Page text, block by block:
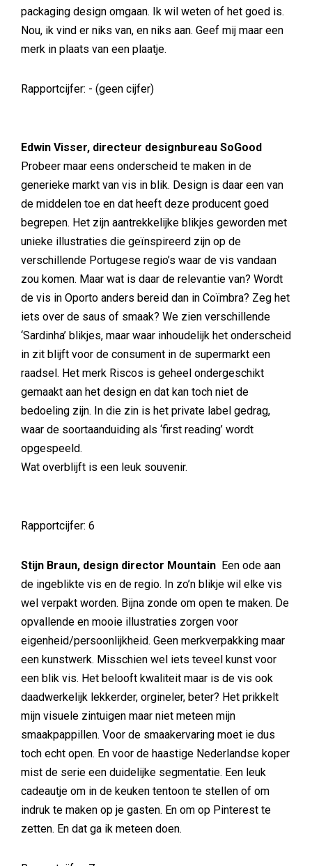
packaging design omgaan. Ik wil weten of het goed is.
Nou, ik vind er niks van, en niks aan. Geef mij maar een
merk in plaats van een plaatje.
Rapportcijfer: - (geen cijfer)
Edwin Visser, directeur designbureau SoGood
Probeer maar eens onderscheid te maken in de
generieke markt van vis in blik. Design is daar een van
de middelen toe en dat heeft deze producent goed
begrepen. Het zijn aantrekkelijke blikjes geworden met
unieke illustraties die geïnspireerd zijn op de
verschillende Portugese regio’s waar de vis vandaan
zou komen. Maar wat is daar de relevantie van? Wordt
de vis in Oporto anders bereid dan in Coïmbra? Zeg het
iets over de saus of smaak? We zien verschillende
‘Sardinha’ blikjes, maar waar inhoudelijk het onderscheid
in zit blijft voor de consument in de supermarkt een
raadsel. Het merk Riscos is geheel ondergeschikt
gemaakt aan het design en dat kan toch niet de
bedoeling zijn. In die zin is het private label gedrag,
waar de soortaanduiding als ‘first reading’ wordt
opgespeeld.
Wat overblijft is een leuk souvenir.
Rapportcijfer: 6
Stijn Braun, design director Mountain Een ode aan
de ingeblikte vis en de regio. In zo’n blikje wil elke vis
wel verpakt worden. Bijna zonde om open te maken. De
opvallende en mooie illustraties zorgen voor
eigenheid/persoonlijkheid. Geen merkverpakking maar
een kunstwerk. Misschien wel iets teveel kunst voor
een blik vis. Het belooft kwaliteit maar is de vis ook
daadwerkelijk lekkerder, orgineler, beter? Het prikkelt
mijn visuele zintuigen maar niet meteen mijn
smaakpappillen. Voor de smaakervaring moet ie dus
toch echt open. En voor de haastige Nederlandse koper
mist de serie een duidelijke segmentatie. Een leuk
cadeautje om in de keuken tentoon te stellen of om
indruk te maken op je gasten. En om op Pinterest te
zetten. En dat ga ik meteen doen.